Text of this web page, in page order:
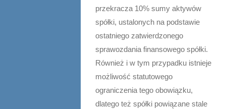
przekracza 10% sumy aktywów
spółki, ustalonych na podstawie
ostatniego zatwierdzonego
sprawozdania finansowego spółki.
Również i w tym przypadku istnieje
możliwość statutowego
ograniczenia tego obowiązku,
dlatego też spółki powiązane stale